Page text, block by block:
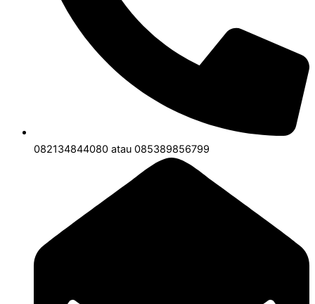
082134844080 atau 085389856799